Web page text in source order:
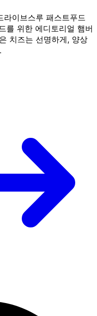
이브스루 패스트푸드
를 위한 에디토리얼 햄버
치즈는 선명하게, 양상